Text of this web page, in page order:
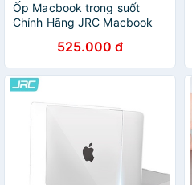
Ốp Macbook trong suốt
Chính Hãng JRC Macbook
525.000 đ